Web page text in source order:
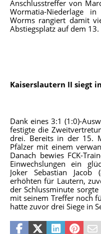
Anschlusstreffer von
Wormatia-Niederlage
Worms rangiert damit
Abstiegsplatz auf dem 13.
Kaiserslautern II siegt
Dank eines 3:1 (1:0)-
festigte die
drei. Bereits in der 15.
Pfälzer mit einem
Danach bewies FCK-
Einwechslungen ein
Joker Sebastian
erhöhten für Lautern,
der Schlussminute
mit seinem Treffer noch
hatte zuvor drei Siege in